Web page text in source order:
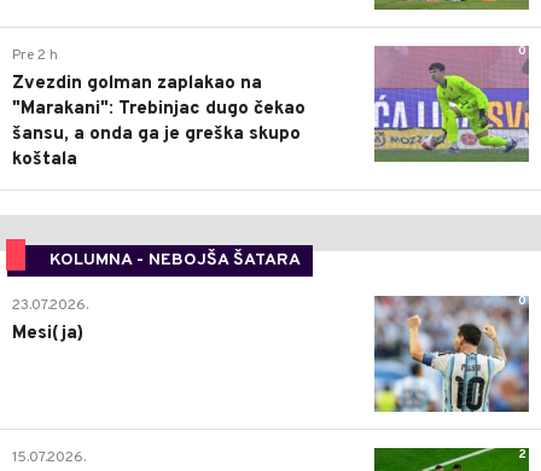
0
Pre 2 h
Zvezdin golman zaplakao na
"Marakani": Trebinjac dugo čekao
šansu, a onda ga je greška skupo
koštala
KOLUMNA - NEBOJŠA ŠATARA
0
23.07.2026.
Mesi(ja)
2
15.07.2026.